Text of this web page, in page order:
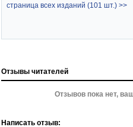
страница всех изданий (101 шт.) >>
Отзывы читателей
Отзывов пока нет,
Написать отзыв: